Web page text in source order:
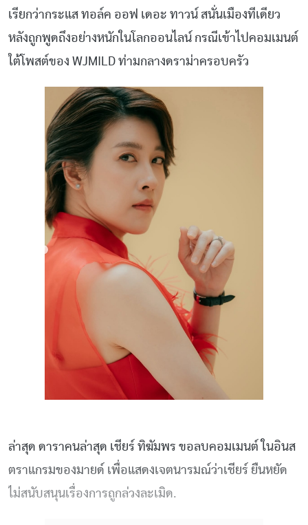
เรียกว่ากระแส ทอล์ค ออฟ เดอะ ทาวน์ สนั่นเมืองทีเดียว
หลังถูกพูดถึงอย่างหนักในโลกออนไลน์ กรณีเข้าไปคอมเมนต์
ใต้โพสต์ของ WJMILD ท่ามกลางดราม่าครอบครัว
ล่าสุด ดาราคนล่าสุด เชียร์ ทิฆัมพร ขอลบคอมเมนต์ ในอินส
ตราแกรมของมายด์ เพื่อแสดงเจตนารมณ์ว่าเชียร์ ยืนหยัด
ไม่สนับสนุนเรื่องการถูกล่วงละเมิด.